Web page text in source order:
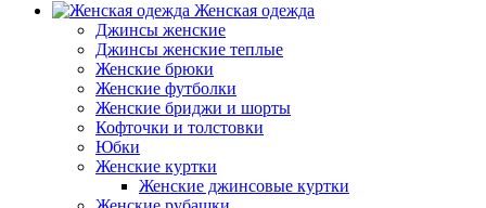
Женская одежда
Джинсы женские
Джинсы женские теплые
Женские брюки
Женские футболки
Женские бриджи и шорты
Кофточки и толстовки
Юбки
Женские куртки
Женские джинсовые куртки